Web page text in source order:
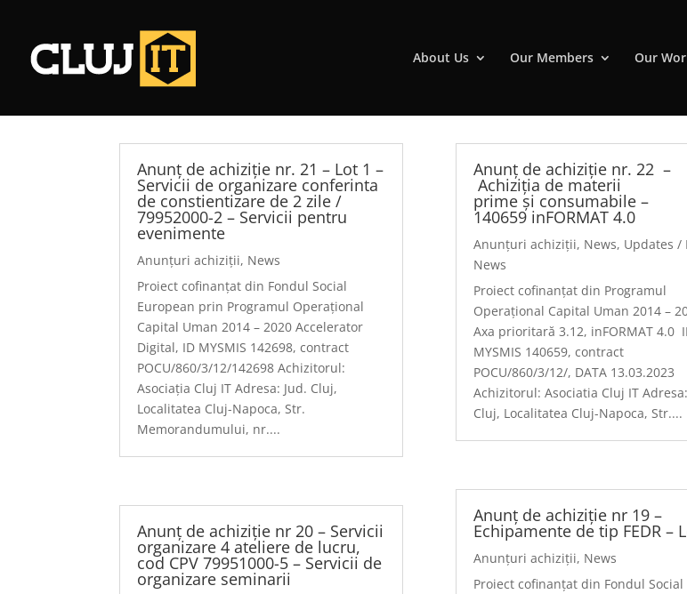
About Us Our Members Our
Anunț de achiziție nr. 21 – Lot 1 –
Servicii de organizare conferinta
de constientizare de 2 zile /
79952000-2 – Servicii pentru
evenimente
Anunțuri achiziții, News
Proiect cofinanțat din Fondul Social
European prin Programul Operațional
Capital Uman 2014 – 2020 Accelerator
Digital, ID MYSMIS 142698, contract
POCU/860/3/12/142698 Achizitorul:
Asociația Cluj IT Adresa: Jud. Cluj,
Localitatea Cluj-Napoca, Str.
Memorandumului, nr....
Anunț de achiziție nr 20 – Servicii
organizare 4 ateliere de lucru,
cod CPV 79951000-5 – Servicii de
organizare seminarii
Anunț de achiziție nr. 22 –
Achiziția de materii
prime și consumabile –
140659 inFORMAT 4.0
Anunțuri achiziții, News, Updates /
News
Proiect cofinanțat din Programul
Operațional Capital Uman 2014 –
Axa prioritară 3.12, inFORMAT 4.0
MYSMIS 140659, contract
POCU/860/3/12/, DATA 13.03.2023
Achizitorul: Asociatia Cluj IT
Cluj, Localitatea Cluj-Napoca, Str....
Anunț de achiziție nr 19 –
Echipamente de tip FEDR –
Anunțuri achiziții, News
Proiect cofinanțat din Fondul Social